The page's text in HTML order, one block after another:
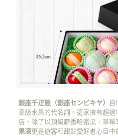
銀座千疋屋（銀座センビキヤ）
自
高級水果的代名詞。這家擁有超過
店，除了以頂級麝香哈密瓜、草
果凍更是遊客和甜點愛好者心目